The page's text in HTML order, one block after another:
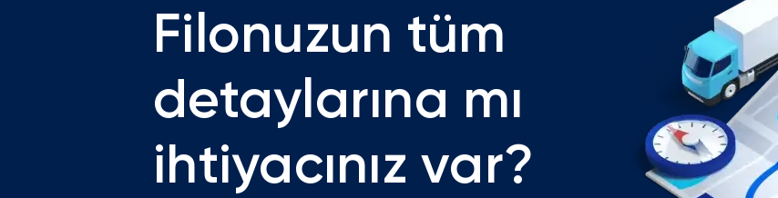
Filonuzun tüm
detaylarına mı
ihtiyacınız var?